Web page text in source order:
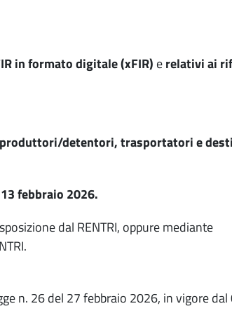
in formato digitale (xFIR) erelativi ai
produttori/detentori, trasportatori e
febbraio 2026.
dal RENTRI, oppure mediante
n. 26 del 27 febbraio 2026, in vigore dal